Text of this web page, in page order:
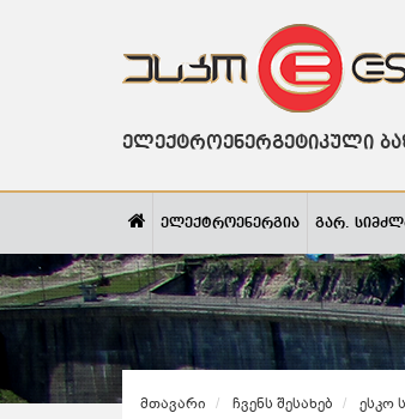
ელექტროენერგეტიკული
ელექტროენერგია გარ.
Მთავარი Ჩვენს Შესახებ Ესკო